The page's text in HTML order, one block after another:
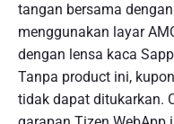
tangan bersama
menggunakan layar
dengan lensa kaca
Tanpa product ini,
tidak dapat ditukarkan.